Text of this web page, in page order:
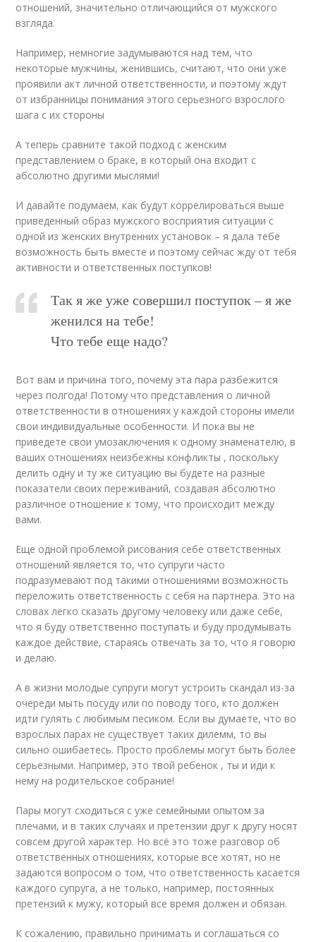
отношений, значительно отличающийся от мужского
взгляда.
Например, немногие задумываются над тем, что
некоторые мужчины, женившись, считают, что они уже
проявили акт личной ответственности, и поэтому ждут
от избранницы понимания этого серьезного взрослого
шага с их стороны
А теперь сравните такой подход с женским
представлением о браке, в который она входит с
абсолютно другими мыслями!
И давайте подумаем, как будут коррелироваться выше
приведенный образ мужского восприятия ситуации с
одной из женских внутренних установок – я дала тебе
возможность быть вместе и поэтому сейчас жду от тебя
активности и ответственных поступков!
Так я же уже совершил поступок – я же
женился на тебе!
Что тебе еще надо?
Вот вам и причина того, почему эта пара разбежится
через полгода! Потому что представления о личной
ответственности в отношениях у каждой стороны имели
свои индивидуальные особенности. И пока вы не
приведете свои умозаключения к одному знаменателю, в
ваших отношениях неизбежны конфликты , поскольку
делить одну и ту же ситуацию вы будете на разные
показатели своих переживаний, создавая абсолютно
различное отношение к тому, что происходит между
вами.
Еще одной проблемой рисования себе ответственных
отношений является то, что супруги часто
подразумевают под такими отношениями возможность
переложить ответственность с себя на партнера. Это на
словах легко сказать другому человеку или даже себе,
что я буду ответственно поступать и буду продумывать
каждое действие, стараясь отвечать за то, что я говорю
и делаю.
А в жизни молодые супруги могут устроить скандал из-за
очереди мыть посуду или по поводу того, кто должен
идти гулять с любимым песиком. Если вы думаете, что во
взрослых парах не существует таких дилемм, то вы
сильно ошибаетесь. Просто проблемы могут быть более
серьезными. Например, это твой ребенок , ты и иди к
нему на родительское собрание!
Пары могут сходиться с уже семейными опытом за
плечами, и в таких случаях и претензии друг к другу носят
совсем другой характер. Но всё это тоже разговор об
ответственных отношениях, которые все хотят, но не
задаются вопросом о том, что ответственность касается
каждого супруга, а не только, например, постоянных
претензий к мужу, который все время должен и обязан.
К сожалению, правильно принимать и соглашаться со